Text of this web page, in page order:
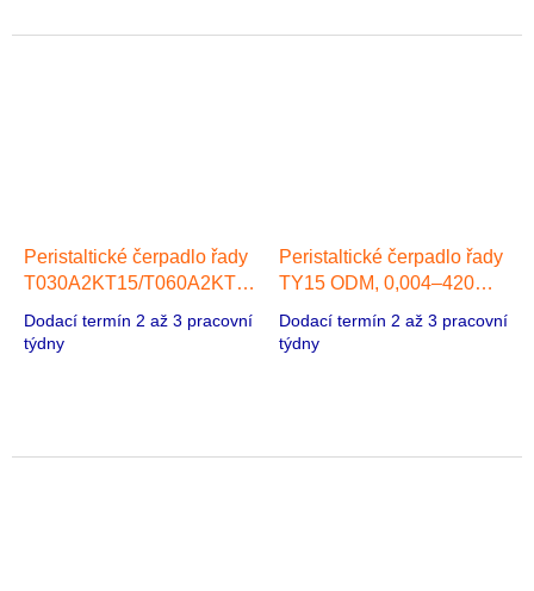
Peristaltické čerpadlo řady
T030A2KT15/T060A2KT15
motor 50
Dodací termín 2 až 3 pracovní
týdny
Peristaltické čerpadlo řady
TY15 ODM, 0,004–420
motor/50 AC Synchronní
Dodací termín 2 až 3 pracovní
týdny